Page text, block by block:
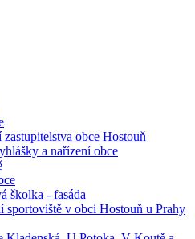
zastupitelstva obce Hostouň
a nařízení obce
školka - fasáda
sportoviště v obci Hostouň u Prahy